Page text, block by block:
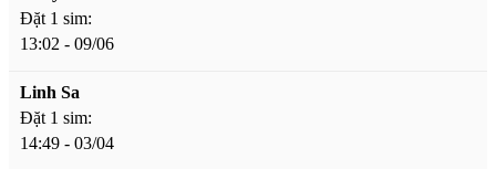
Đặt 1 sim:
13:02 - 09/06
Linh Sa
Đặt 1 sim:
14:49 - 03/04